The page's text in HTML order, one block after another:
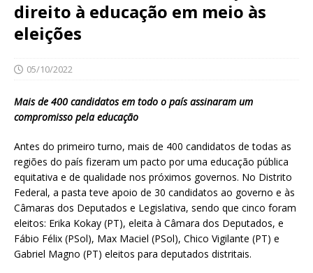
direito à educação em meio às
eleições
05/10/2022
Mais de 400 candidatos em todo o país assinaram um
compromisso pela educação
Antes do primeiro turno, mais de 400 candidatos de todas as
regiões do país fizeram um pacto por uma educação pública
equitativa e de qualidade nos próximos governos. No Distrito
Federal, a pasta teve apoio de 30 candidatos ao governo e às
Câmaras dos Deputados e Legislativa, sendo que cinco foram
eleitos: Erika Kokay (PT), eleita à Câmara dos Deputados, e
Fábio Félix (PSol), Max Maciel (PSol), Chico Vigilante (PT) e
Gabriel Magno (PT) eleitos para deputados distritais.